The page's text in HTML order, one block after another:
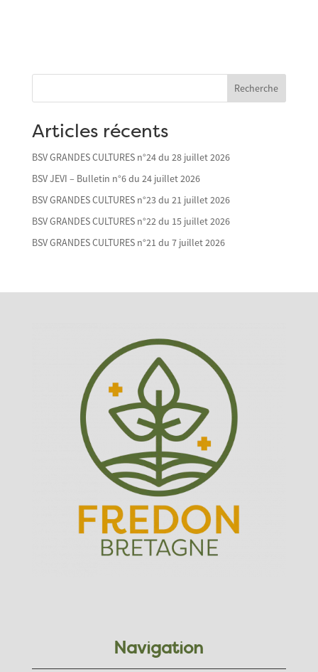
Recherche
Articles récents
BSV GRANDES CULTURES n°24 du 28 juillet 2026
BSV JEVI – Bulletin n°6 du 24 juillet 2026
BSV GRANDES CULTURES n°23 du 21 juillet 2026
BSV GRANDES CULTURES n°22 du 15 juillet 2026
BSV GRANDES CULTURES n°21 du 7 juillet 2026
Navigation